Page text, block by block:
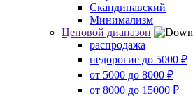
Скандинавский
Минимализм
Ценовой диапазон
распродажа
недорогие до 5000 ₽
от 5000 до 8000 ₽
от 8000 до 15000 ₽